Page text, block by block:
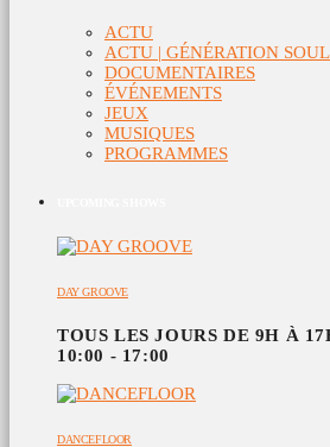
ACTU
ACTU | GÉNÉRATION
DOCUMENTAIRES
ÉVÉNEMENTS
JEUX
MUSIQUES
PROGRAMMES
DAY GROOVE
TOUS LES JOURS DE 9H À
10:00 - 17:00
DANCEFLOOR